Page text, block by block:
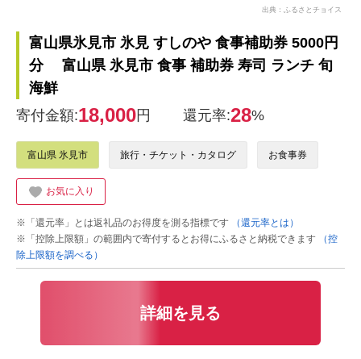
出典：ふるさとチョイス
富山県氷見市 氷見 すしのや 食事補助券 5000円
分 富山県 氷見市 食事 補助券 寿司 ランチ 旬
海鮮
寄付金額:18,000円 還元率:28%
富山県 氷見市 旅行・チケット・カタログ お食事券
お気に入り
※「還元率」とは返礼品のお得度を測る指標です
（還元率とは）
※「控除上限額」の範囲内で寄付するとお得にふるさと納税できます
（控
除上限額を調べる）
詳細を見る